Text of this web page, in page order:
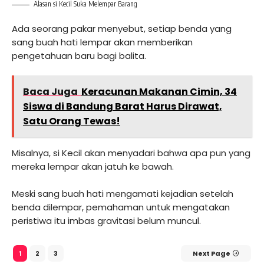
Alasan si Kecil Suka Melempar Barang
Ada seorang pakar menyebut, setiap benda yang
sang buah hati lempar akan memberikan
pengetahuan baru bagi balita.
Baca Juga Keracunan Makanan Cimin, 34
Siswa di Bandung Barat Harus Dirawat,
Satu Orang Tewas!
Misalnya, si Kecil akan menyadari bahwa apa pun yang
mereka lempar akan jatuh ke bawah.
Meski sang buah hati mengamati kejadian setelah
benda dilempar, pemahaman untuk mengatakan
peristiwa itu imbas gravitasi belum muncul.
1 2 3 Next Page